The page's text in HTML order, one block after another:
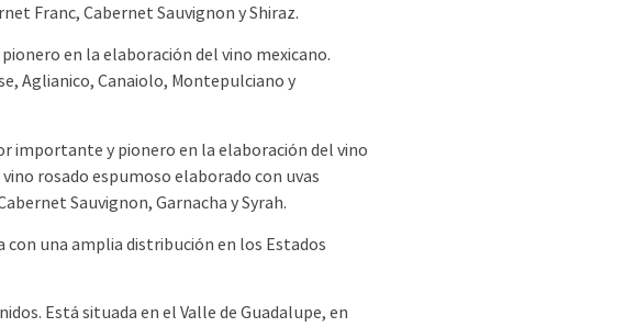
Franc, Cabernet Sauvignon y Shiraz.
en la elaboración del vino mexicano.
Aglianico, Canaiolo, Montepulciano y
importante y pionero en la elaboración del vino
rosado espumoso elaborado con uvas
Sauvignon, Garnacha y Syrah.
con una amplia distribución en los Estados
Está situada en el Valle de Guadalupe, en